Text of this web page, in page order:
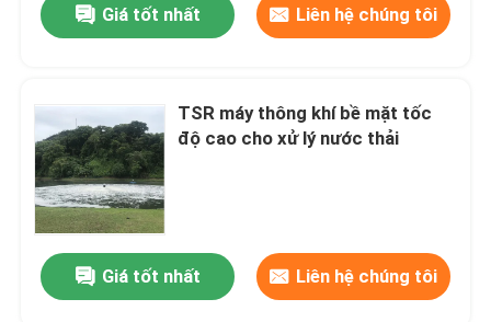
Giá tốt nhất Liên hệ chúng tôi
TSR máy thông khí bề mặt tốc
độ cao cho xử lý nước thải
Giá tốt nhất Liên hệ chúng tôi